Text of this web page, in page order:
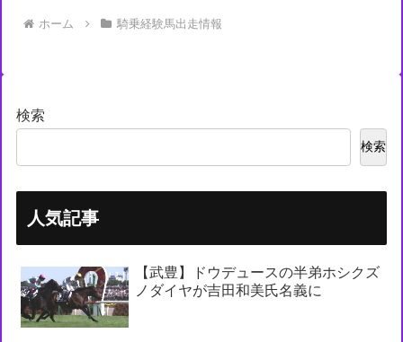
ホーム 騎乗経験馬出走情報
検索
検索
人気記事
【武豊】ドウデュースの半弟ホシクズ
ノダイヤが吉田和美氏名義に